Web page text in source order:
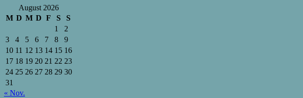
August 2026
M D M D F S
S
1
2
3
4 5 6 7 8
9
10 11 12 13 14 15 16
17 18 19 20 21 22 23
24 25 26 27 28 29 30
31
« Nov.